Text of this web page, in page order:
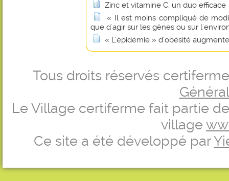
Zinc et vitamine C, un duo efficace
« Il est moins compliqué de
que d'agir sur les gènes ou sur
« L'épidémie » d'obésité
Tous droits réservés
Le Village certiferme fait partie
village
Ce site a été développé par